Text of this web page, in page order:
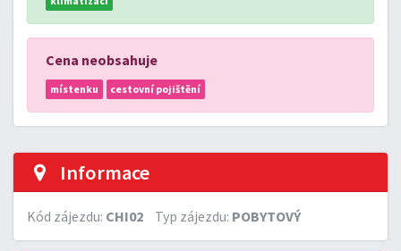
Cena neobsahuje
místenku cestovní pojištění
Informace
Kód zájezdu: CHI02 Typ zájezdu: POBYTOVÝ